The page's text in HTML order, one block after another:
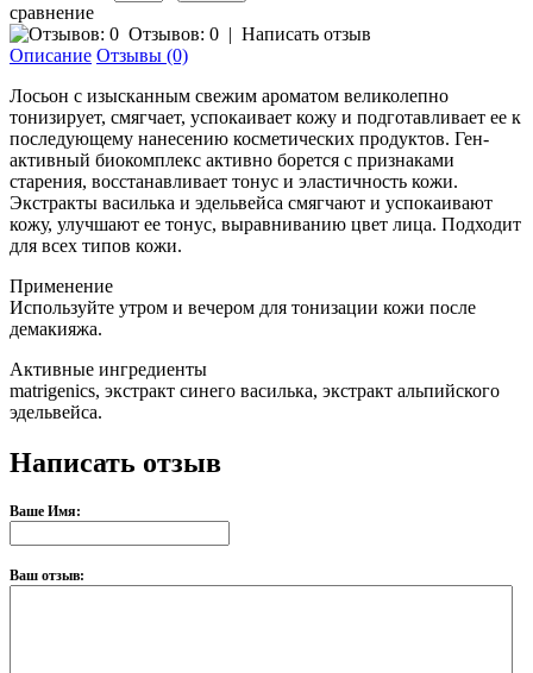
сравнение
Отзывов: 0 | Написать отзыв
Описание Отзывы (0)
Лосьон с изысканным свежим ароматом великолепно
тонизирует, смягчает, успокаивает кожу и подготавливает ее к
последующему нанесению косметических продуктов. Ген-
активный биокомплекс активно борется с признаками
старения, восстанавливает тонус и эластичность кожи.
Экстракты василька и эдельвейса смягчают и успокаивают
кожу, улучшают ее тонус, выравниванию цвет лица. Подходит
для всех типов кожи.
Применение
Используйте утром и вечером для тонизации кожи после
демакияжа.
Активные ингредиенты
matrigenics, экстракт синего василька, экстракт альпийского
эдельвейса.
Написать отзыв
Ваше Имя:
Ваш отзыв: